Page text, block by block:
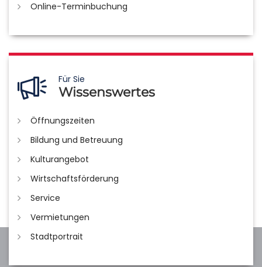
Online-Terminbuchung
Für Sie
Wissenswertes
Öffnungszeiten
Bildung und Betreuung
Kulturangebot
Wirtschaftsförderung
Service
Vermietungen
Stadtportrait